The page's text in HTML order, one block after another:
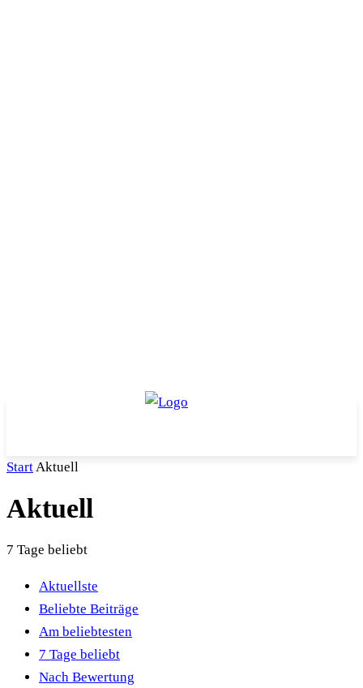
StartAktuell
Aktuell
7 Tage beliebt
Aktuellste
Beliebte Beiträge
Am beliebtesten
7 Tage beliebt
Nach Bewertung